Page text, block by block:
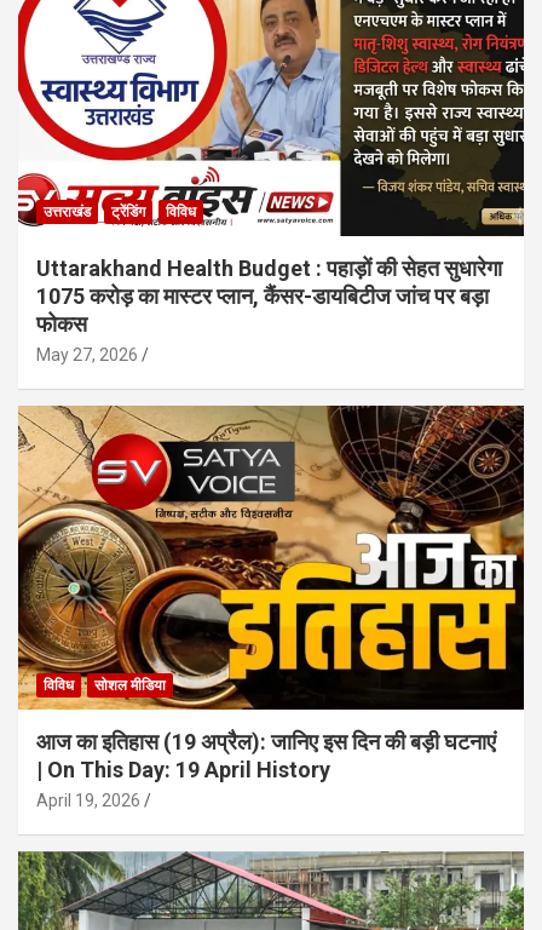
उत्तराखंड ट्रेंडिंग विविध
Uttarakhand Health Budget : पहाड़ों की सेहत सुधारेगा
1075 करोड़ का मास्टर प्लान, कैंसर-डायबिटीज जांच पर बड़ा
फोकस
May 27, 2026
विविध सोशल मीडिया
आज का इतिहास (19 अप्रैल): जानिए इस दिन की बड़ी घटनाएं
| On This Day: 19 April History
April 19, 2026